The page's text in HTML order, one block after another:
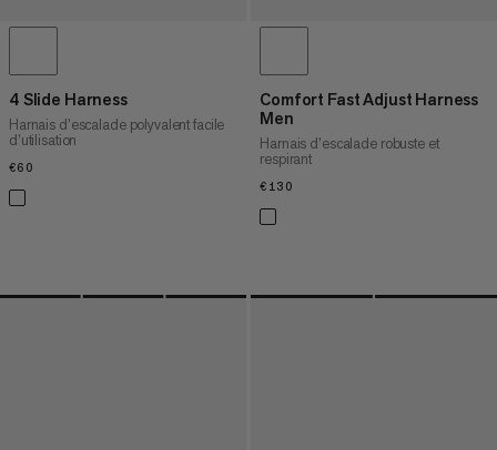
4 Slide Harness
Harnais d’escalade polyvalent facile
d’utilisation
€60
Comfort Fast Adjust Harness
Men
Harnais d’escalade robuste et
respirant
€130